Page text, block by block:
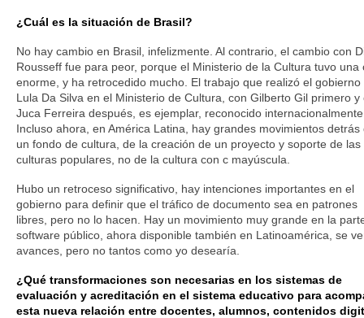
¿Cuál es la situación de Brasil?
No hay cambio en Brasil, infelizmente. Al contrario, el cambio con
Rousseff fue para peor, porque el Ministerio de la Cultura tuvo una
enorme, y ha retrocedido mucho. El trabajo que realizó el gobierno
Lula Da Silva en el Ministerio de Cultura, con Gilberto Gil primero y
Juca Ferreira después, es ejemplar, reconocido
Incluso ahora, en América Latina, hay grandes movimientos detrás
un fondo de cultura, de la creación de un proyecto y soporte de las
culturas populares, no de la cultura con c mayúscula.
Hubo un retroceso significativo, hay intenciones importantes en el
gobierno para definir que el tráfico de documento sea en patrones
libres, pero no lo hacen. Hay un movimiento muy grande en la
software público, ahora disponible también en Latinoamérica, se
avances, pero no tantos como yo desearía.
¿Qué transformaciones son necesarias en los sistemas de
evaluación y acreditación en el sistema educativo para
esta nueva relación entre docentes, alumnos, contenidos